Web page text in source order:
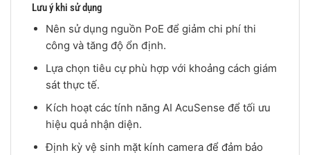
Lưu ý khi sử dụng
Nên sử dụng nguồn PoE để giảm chi phí thi
công và tăng độ ổn định.
Lựa chọn tiêu cự phù hợp với khoảng cách giám
sát thực tế.
Kích hoạt các tính năng AI AcuSense để tối ưu
hiệu quả nhận diện.
Định kỳ vệ sinh mặt kính camera để đảm bảo